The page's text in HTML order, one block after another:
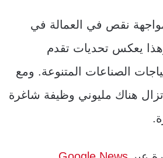
نقص في العمالة في
يعكس تحديات تقدم
الصناعات المتنوعة. ومع
عام 2022، لا تزال هناك مليوني وظيفة شاغرة